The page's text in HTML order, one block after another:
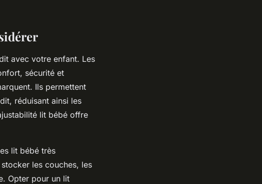
avec votre enfant. Les
sécurité et
Ils permettent
réduisant ainsi les
lit bébé offre
lit bébé très
les couches, les
Opter pour un lit